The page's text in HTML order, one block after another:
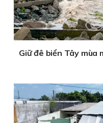
Giữ đê biển Tây mùa